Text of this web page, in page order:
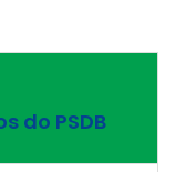
do PSDB